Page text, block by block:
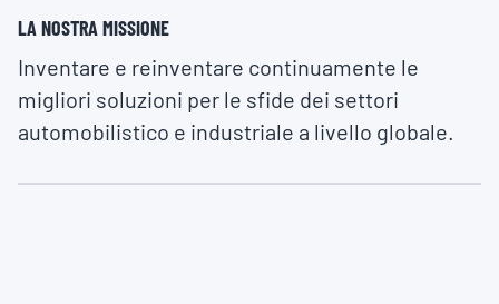
LA NOSTRA MISSIONE
Inventare e reinventare continuamente le
migliori soluzioni per le sfide dei settori
automobilistico e industriale a livello globale.